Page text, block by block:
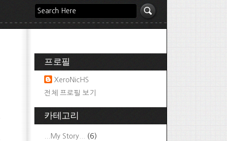
프로필
XeroNicHS
전체 프로필 보기
카테고리
...My Story... (6)